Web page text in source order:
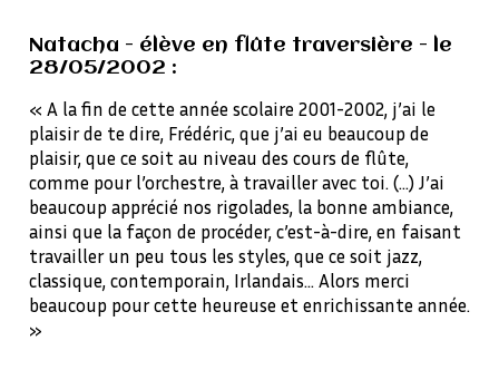
Natacha - élève en flûte traversière - le
28/05/2002 :
« A la fin de cette année scolaire 2001-2002, j’ai le
plaisir de te dire, Frédéric, que j’ai eu beaucoup de
plaisir, que ce soit au niveau des cours de flûte,
comme pour l’orchestre, à travailler avec toi. (…) J’ai
beaucoup apprécié nos rigolades, la bonne ambiance,
ainsi que la façon de procéder, c’est-à-dire, en faisant
travailler un peu tous les styles, que ce soit jazz,
classique, contemporain, Irlandais… Alors merci
beaucoup pour cette heureuse et enrichissante année.
»